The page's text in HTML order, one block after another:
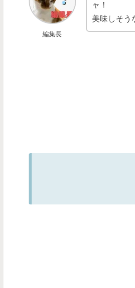
編集長
ャ！
美味しそう